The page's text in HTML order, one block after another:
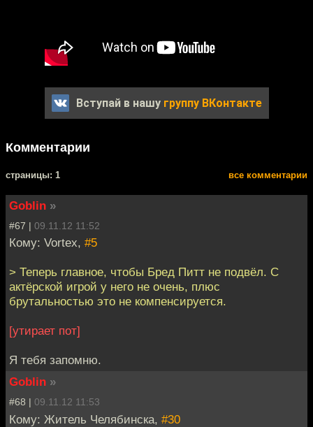
Вступай в нашу группу ВКонтакте
Комментарии
cтраницы: 1 все комментарии
Goblin »
#67 | 09.11.12 11:52
Кому: Vortex, #5
> Теперь главное, чтобы Бред Питт не подвёл. С
актёрской игрой у него не очень, плюс
брутальностью это не компенсируется.
[утирает пот]
Я тебя запомню.
Goblin »
#68 | 09.11.12 11:53
Кому: Житель Челябинска, #30